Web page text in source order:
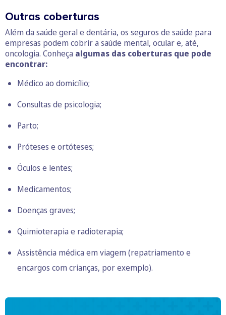
Outras coberturas
Além da saúde geral e dentária, os seguros de saúde para
empresas podem cobrir a saúde mental, ocular e, até,
oncologia. Conheça algumas das coberturas que pode
encontrar:
Médico ao domicílio;
Consultas de psicologia;
Parto;
Próteses e ortóteses;
Óculos e lentes;
Medicamentos;
Doenças graves;
Quimioterapia e radioterapia;
Assistência médica em viagem (repatriamento e
encargos com crianças, por exemplo).